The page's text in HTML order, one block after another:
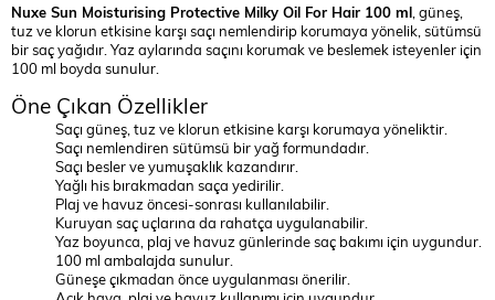
Nuxe Sun Moisturising Protective Milky Oil For Hair 100 ml , güneş,
tuz ve klorun etkisine karşı saçı nemlendirip korumaya yönelik, sütümsü
bir saç yağıdır. Yaz aylarında saçını korumak ve beslemek isteyenler için
100 ml boyda sunulur.
Öne Çıkan Özellikler
Saçı güneş, tuz ve klorun etkisine karşı korumaya yöneliktir.
Saçı nemlendiren sütümsü bir yağ formundadır.
Saçı besler ve yumuşaklık kazandırır.
Yağlı his bırakmadan saça yedirilir.
Plaj ve havuz öncesi-sonrası kullanılabilir.
Kuruyan saç uçlarına da rahatça uygulanabilir.
Yaz boyunca, plaj ve havuz günlerinde saç bakımı için uygundur.
100 ml ambalajda sunulur.
Güneşe çıkmadan önce uygulanması önerilir.